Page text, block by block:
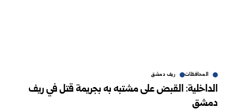
المحافظات ريف دمشق
الداخلية: القبض على مشتبه به بجريمة قتل في ريف
دمشق